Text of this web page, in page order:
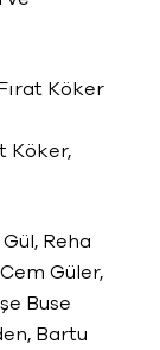
Köker
Köker,
Reha
Güler,
Buse
Bartu